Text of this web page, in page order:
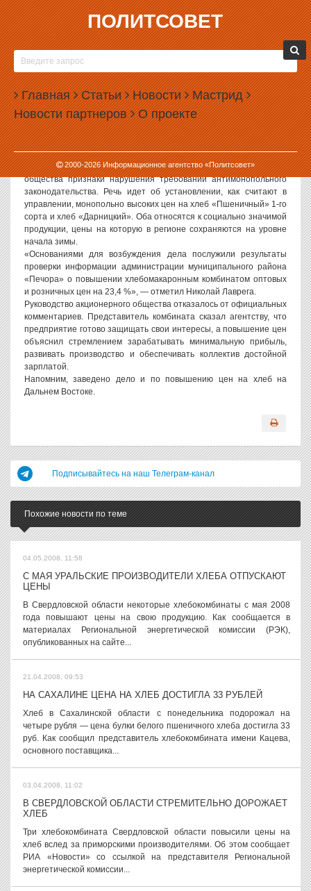
ПОЛИТСОВЕТ
Главная Статьи Новости Мастрид
Новости партнеров О проекте
2000-2026Информационное агентство «Политсовет»
19.03.2008, 14:17
ДЕЛА «ХЛЕБОПЕКОВ-ВРЕДИТЕЛЕЙ»
РАССМАТРИВАЮТ ПО ВСЕЙ СТРАНЕ
Управление Федеральной антимонопольной службы по Коми 29
апреля рассмотрит дело, возбужденное против Печорского
хлебомакаронного комбината. Об этом сообщил РИА «Новости»
руководитель управления Николай Лаврега.
Дело заведено 17 марта в связи с тем, что антимонопольное
управление усмотрело в действиях руководства акционерного
общества признаки нарушения требований антимонопольного
законодательства. Речь идет об установлении, как считают в
управлении, монопольно высоких цен на хлеб «Пшеничный» 1-го
сорта и хлеб «Дарницкий». Оба относятся к социально значимой
продукции, цены на которую в регионе сохраняются на уровне
начала зимы.
«Основаниями для возбуждения дела послужили результаты
проверки информации администрации муниципального района
«Печора» о повышении хлебомакаронным комбинатом оптовых
и розничных цен на 23,4 %», — отметил Николай Лаврега.
Руководство акционерного общества отказалось от официальных
комментариев. Представитель комбината сказал агентству, что
предприятие готово защищать свои интересы, а повышение цен
объяснил стремлением зарабатывать минимальную прибыль,
развивать производство и обеспечивать коллектив достойной
зарплатой.
Напомним, заведено дело и по повышению цен на хлеб на
Дальнем Востоке.
Подписывайтесь на наш Телеграм-канал
Похожие новости по теме
04.05.2008, 11:58
С МАЯ УРАЛЬСКИЕ ПРОИЗВОДИТЕЛИ ХЛЕБА ОТПУСКАЮТ
ЦЕНЫ
В Свердловской области некоторые хлебокомбинаты с мая 2008
года повышают цены на свою продукцию. Как сообщается в
материалах Региональной энергетической комиссии (РЭК),
опубликованных на сайте...
21.04.2008, 09:53
НА САХАЛИНЕ ЦЕНА НА ХЛЕБ ДОСТИГЛА 33 РУБЛЕЙ
Хлеб в Сахалинской области c понедельника подорожал на
четыре рубля — цена булки белого пшеничного хлеба достигла 33
руб. Как сообщил представитель хлебокомбината имени Кацева,
основного поставщика...
03.04.2008, 11:02
В СВЕРДЛОВСКОЙ ОБЛАСТИ СТРЕМИТЕЛЬНО ДОРОЖАЕТ
ХЛЕБ
Три хлебокомбината Свердловской области повысили цены на
хлеб вслед за приморскими производителями. Об этом сообщает
РИА «Новости» со ссылкой на представителя Региональной
энергетической комиссии...